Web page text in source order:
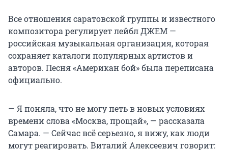
Все отношения саратовской группы и известного
композитора регулирует лейбл ДЖЕМ —
российская музыкальная организация, которая
сохраняет каталоги популярных артистов и
авторов. Песня «Американ бой» была переписана
официально.
— Я поняла, что не могу петь в новых условиях
времени слова «Москва, прощай», — рассказала
Самара. — Сейчас всё серьезно, я вижу, как люди
могут реагировать. Виталий Алексеевич говорит: